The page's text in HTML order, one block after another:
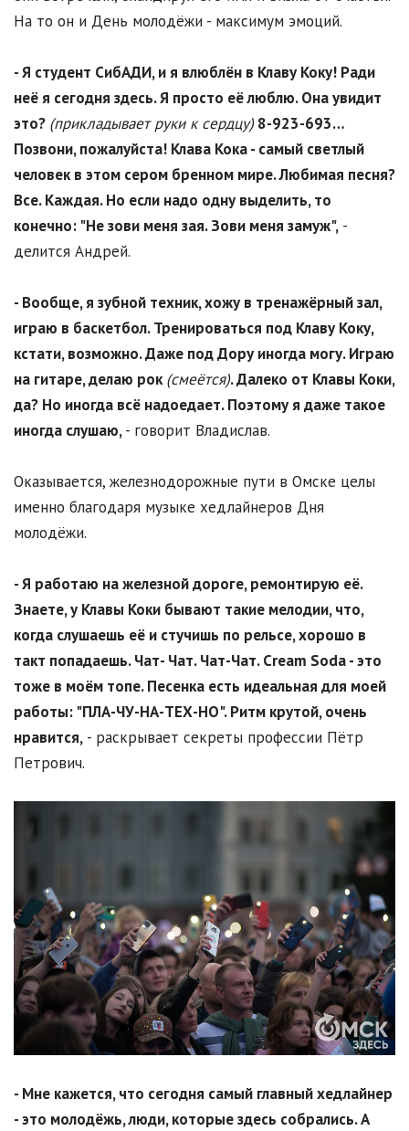
На то он и День молодёжи - максимум эмоций.
- Я студент СибАДИ, и я влюблён в Клаву Коку! Ради
неё я сегодня здесь. Я просто её люблю. Она увидит
это? (прикладывает руки к сердцу)8-923-693…
Позвони, пожалуйста! Клава Кока - самый светлый
человек в этом сером бренном мире. Любимая песня?
Все. Каждая. Но если надо одну выделить, то
конечно: "Не зови меня зая. Зови меня замуж", -
делится Андрей.
- Вообще, я зубной техник, хожу в тренажёрный зал,
играю в баскетбол. Тренироваться под Клаву Коку,
кстати, возможно. Даже под Дору иногда могу. Играю
на гитаре, делаю рок(смеётся). Далеко от Клавы Коки,
да? Но иногда всё надоедает. Поэтому я даже такое
иногда слушаю,- говорит Владислав.
Оказывается, железнодорожные пути в Омске целы
именно благодаря музыке хедлайнеров Дня
молодёжи.
- Я работаю на железной дороге, ремонтирую её.
Знаете, у Клавы Коки бывают такие мелодии, что,
когда слушаешь её и стучишь по рельсе, хорошо в
такт попадаешь. Чат- Чат. Чат-Чат. Cream Soda - это
тоже в моём топе. Песенка есть идеальная для моей
работы: "ПЛА-ЧУ-НА-ТЕХ-НО". Ритм крутой, очень
нравится, - раскрывает секреты профессии Пётр
Петрович.
- Мне кажется, что сегодня самый главный хедлайнер
- это молодёжь, люди, которые здесь собрались. А